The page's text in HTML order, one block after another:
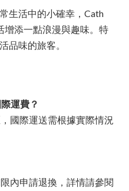
生活中的小確幸，Cath
增添一點浪漫與趣味。特
品味的旅客。
運費？
國際運送需根據實際情況
內申請退換，詳情請參閱